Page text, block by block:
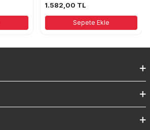
1.582,00 TL
Sepete Ekle